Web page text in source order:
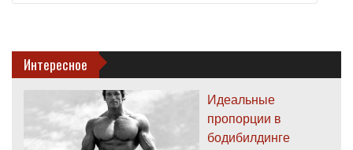
Интересное
Идеальные
пропорции в
бодибилдинге